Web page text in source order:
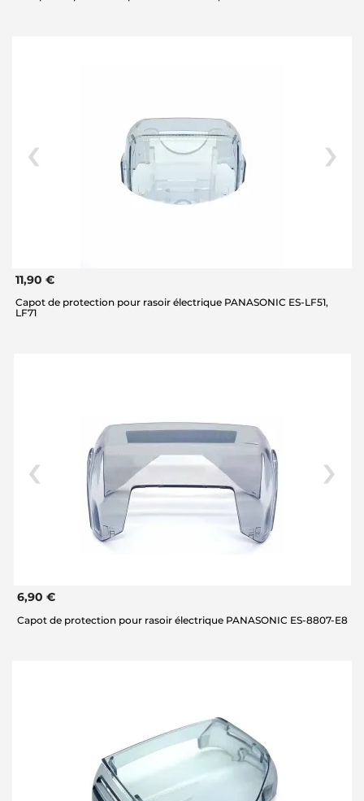
11,90 €
Capot de protection pour rasoir électrique PANASONIC ES-LF51,
LF71
6,90 €
Capot de protection pour rasoir électrique PANASONIC ES-8807-E8